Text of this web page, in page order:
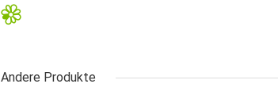
Andere Produkte